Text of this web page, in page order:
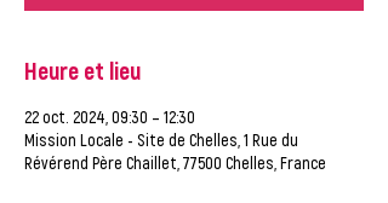
Heure et lieu
22 oct. 2024, 09:30 – 12:30
Mission Locale - Site de Chelles, 1 Rue du
Révérend Père Chaillet, 77500 Chelles, France